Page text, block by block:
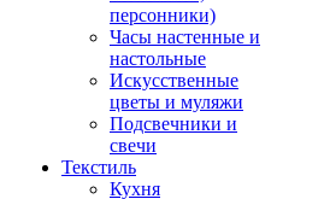
персонники)
Часы настенные и
настольные
Искусственные
цветы и муляжи
Подсвечники и
свечи
Текстиль
Кухня